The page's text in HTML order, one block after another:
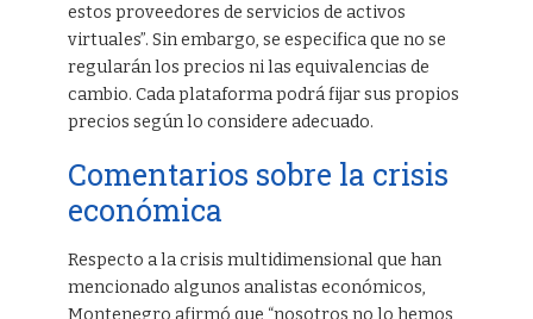
estos proveedores de servicios de activos
virtuales”. Sin embargo, se especifica que no se
regularán los precios ni las equivalencias de
cambio. Cada plataforma podrá fijar sus propios
precios según lo considere adecuado.
Comentarios sobre la crisis
económica
Respecto a la crisis multidimensional que han
mencionado algunos analistas económicos,
Montenegro afirmó que “nosotros no lo hemos